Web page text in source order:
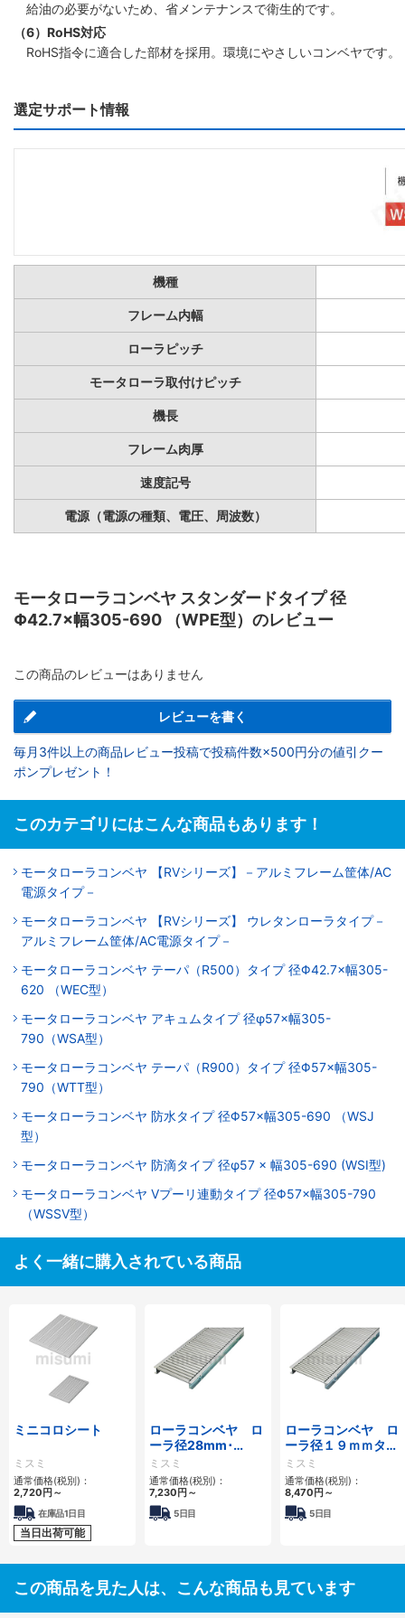
給油の必要がないため、省メンテナンスで衛生的です。
（6）RoHS対応
RoHS指令に適合した部材を採用。環境にやさしいコンベヤです。
選定サポート情報
機種
フレーム内幅
ローラピッチ
モータローラ取付けピッチ
機長
フレーム肉厚
速度記号
電源（電源の種類、電圧、周波数）
モータローラコンベヤ スタンダードタイプ 径
Φ42.7×幅305-690 （WPE型）のレビュー
この商品のレビューはありません
レビューを書く
毎月3件以上の商品レビュー投稿で投稿件数×500円分の値引クー
ポンプレゼント！
このカテゴリにはこんな商品もあります！
モータローラコンベヤ 【RVシリーズ】－アルミフレーム筐体/AC
電源タイプ－
モータローラコンベヤ 【RVシリーズ】 ウレタンローラタイプ－
アルミフレーム筐体/AC電源タイプ－
モータローラコンベヤ テーパ（R500）タイプ 径Φ42.7×幅305-
620 （WEC型）
モータローラコンベヤ アキュムタイプ 径φ57×幅305-
790（WSA型）
モータローラコンベヤ テーパ（R900）タイプ 径Φ57×幅305-
790（WTT型）
モータローラコンベヤ 防水タイプ 径Φ57×幅305-690 （WSJ
型）
モータローラコンベヤ 防滴タイプ 径φ57 × 幅305-690 (WSI型)
モータローラコンベヤ Vプーリ連動タイプ 径Φ57×幅305-790
（WSSV型）
よく一緒に購入されている商品
ミニコロシート
ミスミ
通常価格(税別)：
2,720円 ～
在庫品1日目
当日出荷可能
ローラコンベヤ ロ
ーラ径28mm･
38mmタイプ
ミスミ
通常価格(税別)：
7,230円 ～
5日目
ローラコンベヤ ロ
ーラ径１９ｍｍタイ
プ
ミスミ
通常価格(税別)：
8,470円 ～
5日目
この商品を見た人は、こんな商品も見ています